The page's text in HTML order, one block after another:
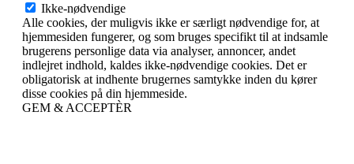
Ikke-nødvendige
Alle cookies, der muligvis ikke er særligt nødvendige for, at
hjemmesiden fungerer, og som bruges specifikt til at indsamle
brugerens personlige data via analyser, annoncer, andet
indlejret indhold, kaldes ikke-nødvendige cookies. Det er
obligatorisk at indhente brugernes samtykke inden du kører
disse cookies på din hjemmeside.
GEM & ACCEPTÈR